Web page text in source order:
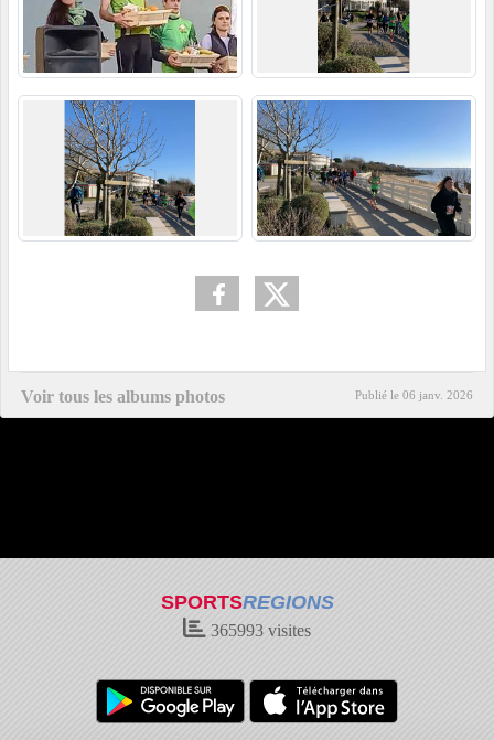
Voir tous les albums photos Publié le 06 janv. 2026
SPORTSREGIONS
365993 visites